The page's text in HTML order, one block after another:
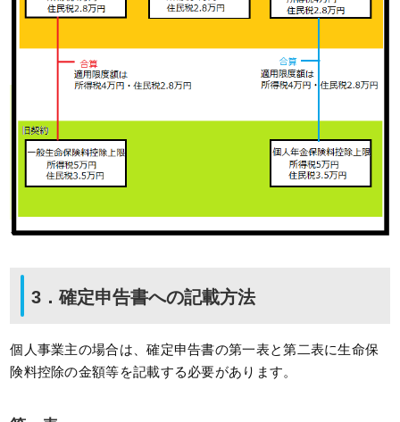
3．確定申告書への記載方法
個人事業主の場合は、確定申告書の第一表と第二表に生命保
険料控除の金額等を記載する必要があります。